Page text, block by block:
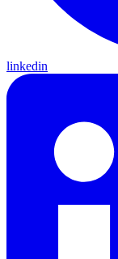
linkedin